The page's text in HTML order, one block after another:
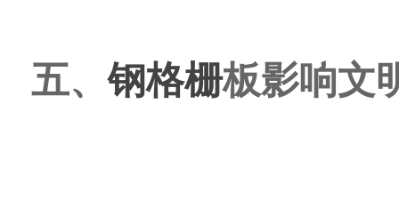
五、钢格栅板影响文